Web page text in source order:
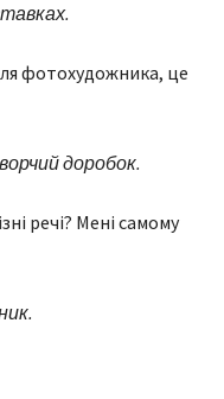
фотохудожника, це
доробок.
речі? Мені самому